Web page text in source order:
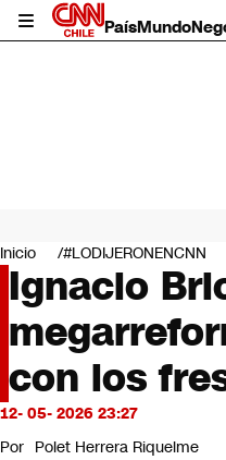
PaísMundo
Mundo
Negocios
Deportes
Programas completos
Cultura
Servicios
Bits
CNN Data
CNN tiempo
Inicio #LODIJERONENCNN
Ignacio
con los
12- 05- 2026 23:27
Por Polet Herrera Riquelme